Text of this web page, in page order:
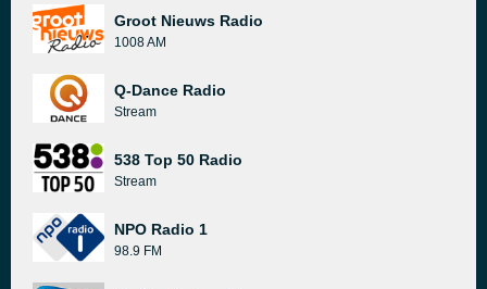
Groot Nieuws Radio
1008 AM
Q-Dance Radio
Stream
538 Top 50 Radio
Stream
NPO Radio 1
98.9 FM